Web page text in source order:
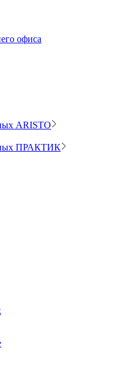
офиса
ARISTO
ПРАКТИК